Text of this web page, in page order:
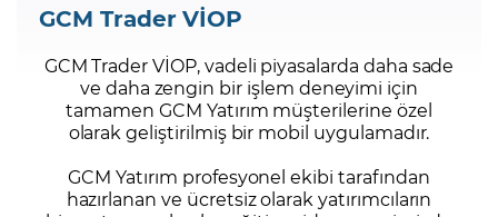
GCM Trader VİOP
GCM Trader VİOP, vadeli piyasalarda daha sade
ve daha zengin bir işlem deneyimi için
tamamen GCM Yatırım müşterilerine özel
olarak geliştirilmiş bir mobil uygulamadır.
GCM Yatırım profesyonel ekibi tarafından
hazırlanan ve ücretsiz olarak yatırımcıların